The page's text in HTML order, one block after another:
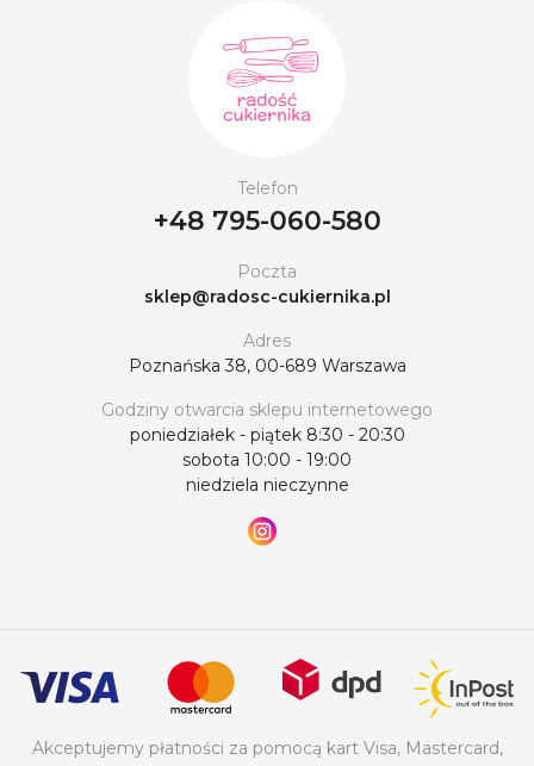
Telefon
+48 795-060-580
Poczta
sklep@radosc-cukiernika.pl
Adres
Poznańska 38, 00-689 Warszawa
Godziny otwarcia sklepu internetowego
poniedziałek - piątek 8:30 - 20:30
sobota 10:00 - 19:00
niedziela nieczynne
Akceptujemy płatności za pomocą kart Visa, Mastercard,